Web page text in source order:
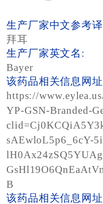
生产厂家中文参考
拜耳
生产厂家英文名:
Bayer
该药品相关信息网
https://
YP-GSN-Branded-
sAEwloL5p6_6cY-
B
该药品相关信息网